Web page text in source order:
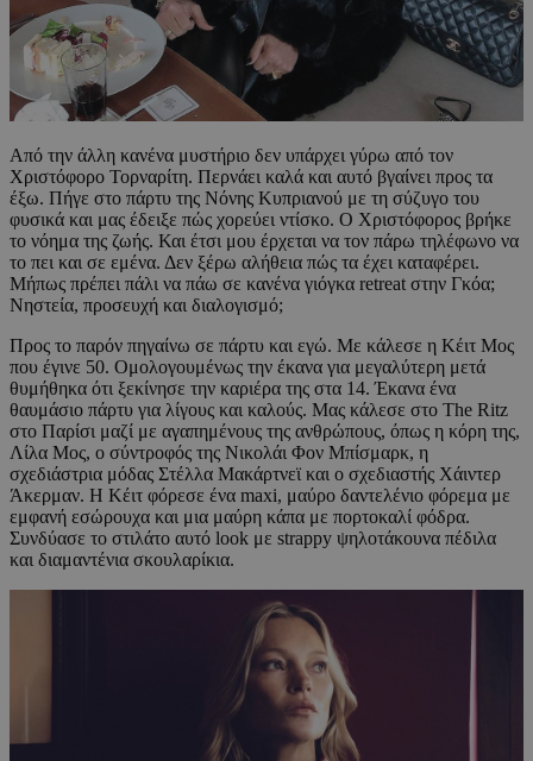
Από την άλλη κανένα μυστήριο δεν υπάρχει γύρω από τον
Χριστόφορο Τορναρίτη. Περνάει καλά και αυτό βγαίνει προς τα
έξω. Πήγε στο πάρτυ της Νόνης Κυπριανού με τη σύζυγο του
φυσικά και μας έδειξε πώς χορεύει ντίσκο. Ο Χριστόφορος βρήκε
το νόημα της ζωής. Και έτσι μου έρχεται να τον πάρω τηλέφωνο να
το πει και σε εμένα. Δεν ξέρω αλήθεια πώς τα έχει καταφέρει.
Μήπως πρέπει πάλι να πάω σε κανένα γιόγκα retreat στην Γκόα;
Νηστεία, προσευχή και διαλογισμό;
Προς το παρόν πηγαίνω σε πάρτυ και εγώ. Με κάλεσε η Κέιτ Μος
που έγινε 50. Ομολογουμένως την έκανα για μεγαλύτερη μετά
θυμήθηκα ότι ξεκίνησε την καριέρα της στα 14. Έκανα ένα
θαυμάσιο πάρτυ για λίγους και καλούς. Μας κάλεσε στο The Ritz
στο Παρίσι μαζί με αγαπημένους της ανθρώπους, όπως η κόρη της,
Λίλα Μος, ο σύντροφός της Νικολάι Φον Μπίσμαρκ, η
σχεδιάστρια μόδας Στέλλα Μακάρτνεϊ και ο σχεδιαστής Χάιντερ
Άκερμαν. Η Κέιτ φόρεσε ένα maxi, μαύρο δαντελένιο φόρεμα με
εμφανή εσώρουχα και μια μαύρη κάπα με πορτοκαλί φόδρα.
Συνδύασε το στιλάτο αυτό look με strappy ψηλοτάκουνα πέδιλα
και διαμαντένια σκουλαρίκια.